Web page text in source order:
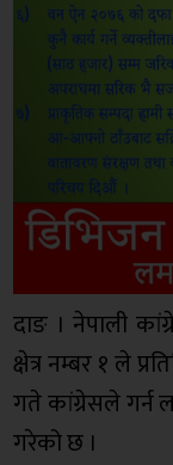
दाङ । नेपाली
क्षेत्र नम्बर १ ले
गते कांग्रेसले गर्न
गरेको छ ।